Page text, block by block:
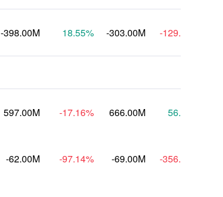
-398.00M 18.55% -303.00M -129.67
597.00M -17.16% 666.00M 56.97
-62.00M -97.14% -69.00M -356.94